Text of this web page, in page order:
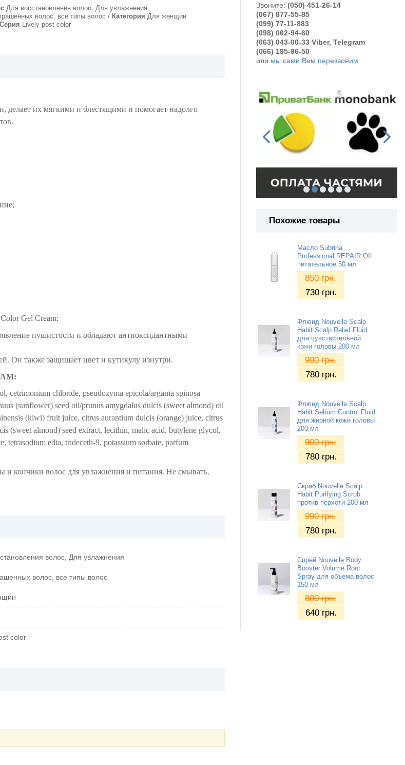
Для восстановления волос, Для увлажнения
волос, все типы волос Категория Для женщин
Серия Lively post color
делает их мягкими и блестящими и помогает надолго
Gel Cream:
пушистости и обладают антиоксидантными
Он также защищает цвет и кутикулу изнутри.
cetrimonium chloride, pseudozyma epicola/argania spinosa
(sunflower) seed oil/prunus amygdalus dulcis (sweet almond) oil
(kiwi) fruit juice, citrus aurantium dulcis (orange) juice, citrus
(sweet almond) seed extract, lecithin, malic acid, butylene glycol,
edta, trideceth-9, potassium sorbate, parfum
и кончики волос для увлажнения и питания. Не смывать.
волос, Для увлажнения
волос, все типы волос
color
Звоните: (050) 451-26-14
(067) 877-55-85
(099) 77-11-883
(098) 062-94-60
(063) 043-00-33 Viber, Telegram
(066) 195-96-50
или мы сами Вам перезвоним
Похожие товары
Масло Subrina
Professional REPAIR OIL
питательное 50 мл
850грн.
730 грн.
Флюид Nouvelle Scalp
Habit Scalp Relief Fluid
для чувствительной
кожи головы 200 мл
900грн.
780 грн.
Флюид Nouvelle Scalp
Habit Sebum Control Fluid
для жирной кожи головы
200 мл
900грн.
780 грн.
Скраб Nouvelle Scalp
Habit Purifying Scrub
против перхоти 200 мл
990грн.
780 грн.
Спрей Nouvelle Body
Booster Volume Root
Spray для объема волос
150 мл
800грн.
640 грн.